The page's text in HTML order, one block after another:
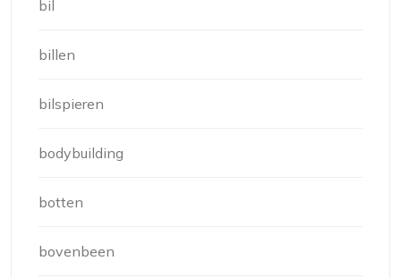
bil
billen
bilspieren
bodybuilding
botten
bovenbeen